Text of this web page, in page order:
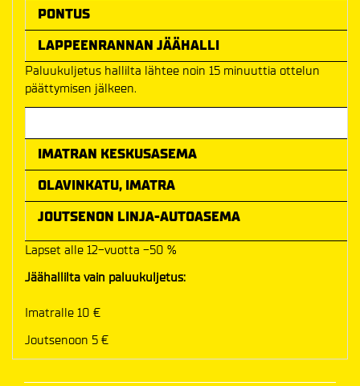
PONTUS
LAPPEENRANNAN JÄÄHALLI
Paluukuljetus hallilta lähtee noin 15 minuuttia ottelun
päättymisen jälkeen.
IMATRAN KESKUSASEMA
OLAVINKATU, IMATRA
JOUTSENON LINJA-AUTOASEMA
Lapset alle 12-vuotta -50 %
Jäähallilta vain paluukuljetus:
Imatralle 10 €
Joutsenoon 5 €